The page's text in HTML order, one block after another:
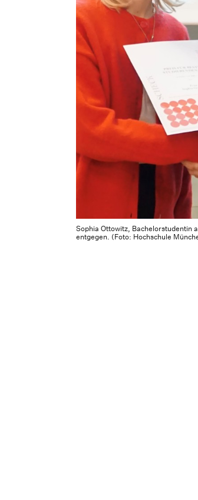
Sophia Ottowitz, Bachelorstudentin
entgegen. (Foto: Hochschule